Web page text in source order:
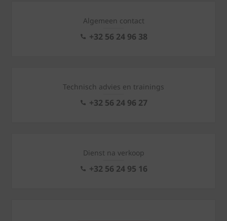
Algemeen contact
+32 56 24 96 38
Technisch advies en trainings
+32 56 24 96 27
Dienst na verkoop
+32 56 24 95 16